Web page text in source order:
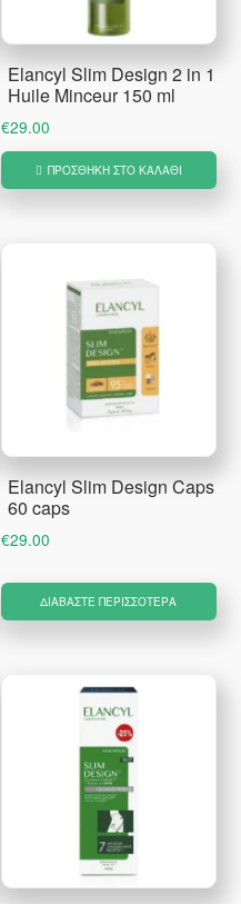
Elancyl Slim Design 2 in 1
Huile Minceur 150 ml
€29.00
ΠΡΟΣΘΉΚΗ ΣΤΟ ΚΑΛΆΘΙ
Elancyl Slim Design Caps
60 caps
€29.00
ΔΙΑΒΆΣΤΕ ΠΕΡΙΣΣΌΤΕΡΑ